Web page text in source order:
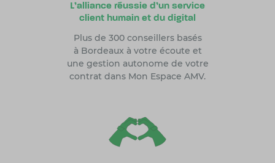
L'alliance réussie d'un service
client humain et du digital
Plus de 300 conseillers basés
à Bordeaux à votre écoute et
une gestion autonome de votre
contrat dans Mon Espace AMV.